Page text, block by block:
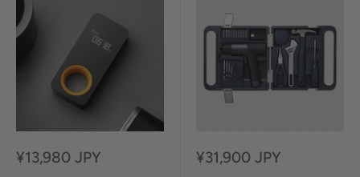
セ
¥13,980 JPY
セ
¥31,900 JPY